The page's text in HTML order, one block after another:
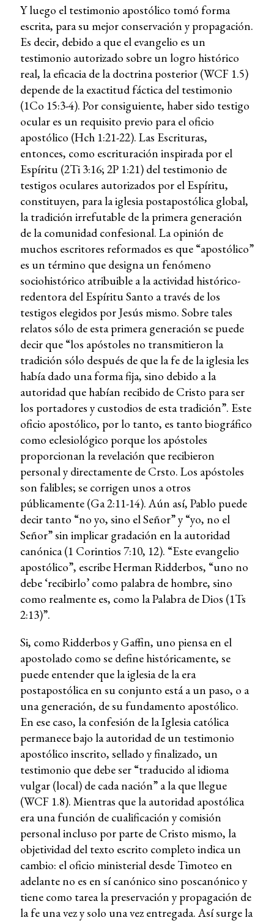
Y luego el testimonio apostólico tomó forma
escrita, para su mejor conservación y propagación.
Es decir, debido a que el evangelio es un
testimonio autorizado sobre un logro histórico
real, la eficacia de la doctrina posterior (WCF 1.5)
depende de la exactitud fáctica del testimonio
(1Co 15:3-4). Por consiguiente, haber sido testigo
ocular es un requisito previo para el oficio
apostólico (Hch 1:21-22). Las Escrituras,
entonces, como escrituración inspirada por el
Espíritu (2Ti 3:16; 2P 1:21) del testimonio de
testigos oculares autorizados por el Espíritu,
constituyen, para la iglesia postapostólica global,
la tradición irrefutable de la primera generación
de la comunidad confesional. La opinión de
muchos escritores reformados es que “apostólico”
es un término que designa un fenómeno
sociohistórico atribuible a la actividad histórico-
redentora del Espíritu Santo a través de los
testigos elegidos por Jesús mismo. Sobre tales
relatos sólo de esta primera generación se puede
decir que “los apóstoles no transmitieron la
tradición sólo después de que la fe de la iglesia les
había dado una forma fija, sino debido a la
autoridad que habían recibido de Cristo para ser
los portadores y custodios de esta tradición”. Este
oficio apostólico, por lo tanto, es tanto biográfico
como eclesiológico porque los apóstoles
proporcionan la revelación que recibieron
personal y directamente de Crsto. Los apóstoles
son falibles; se corrigen unos a otros
públicamente (Ga 2:11-14). Aún así, Pablo puede
decir tanto “no yo, sino el Señor” y “yo, no el
Señor” sin implicar gradación en la autoridad
canónica (1 Corintios 7:10, 12). “Este evangelio
apostólico”, escribe Herman Ridderbos, “uno no
debe ‘recibirlo’ como palabra de hombre, sino
como realmente es, como la Palabra de Dios (1Ts
2:13)”.
Si, como Ridderbos y Gaffin, uno piensa en el
apostolado como se define históricamente, se
puede entender que la iglesia de la era
postapostólica en su conjunto está a un paso, o a
una generación, de su fundamento apostólico.
En ese caso, la confesión de la Iglesia católica
permanece bajo la autoridad de un testimonio
apostólico inscrito, sellado y finalizado, un
testimonio que debe ser “traducido al idioma
vulgar (local) de cada nación” a la que llegue
(WCF 1.8). Mientras que la autoridad apostólica
era una función de cualificación y comisión
personal incluso por parte de Cristo mismo, la
objetividad del texto escrito completo indica un
cambio: el oficio ministerial desde Timoteo en
adelante no es en sí canónico sino poscanónico y
tiene como tarea la preservación y propagación de
la fe una vez y solo una vez entregada. Así surge la